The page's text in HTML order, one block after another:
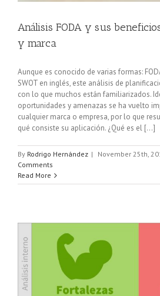
Análisis FODA y sus
y marca
Aunque es conocido de varias formas:
SWOT en inglés, este análisis de
con lo que muchos están familiarizados.
oportunidades y amenazas se ha vuelto
cualquier marca o empresa, por lo que
qué consiste su aplicación. ¿Qué es el [...]
By Rodrigo Hernández | November 25th,
Comments
Read More